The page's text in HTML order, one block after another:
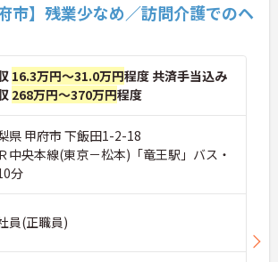
定の休日で、身体への負担を抑
できます】
間での実働8時間勤務で夜勤が存在
リズムを整えながら健康的に働き
ます
（曜日固定）を採用していること
定が立てやすくプライベートの時
保できる環境です
した収入アップと明確なキャリア
す】
されるほか、年2回の評価面談で
に還元される仕組みが整ってい
市】残業少なめ／訪問介護でのヘ
16.3万円～31.0万円程度 共済手当込み
268万円～370万円程度
県 甲府市 下飯田1-2-18
中央本線(東京－松本)「竜王駅」バス・
分
員(正職員)